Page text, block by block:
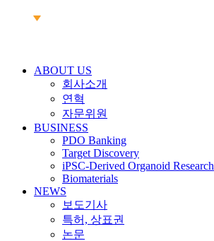
ABOUT US
회사소개
연혁
자문위원
BUSINESS
PDO Banking
Target Discovery
iPSC-Derived Organoid Research
Biomaterials
NEWS
보도기사
특허, 상표권
논문